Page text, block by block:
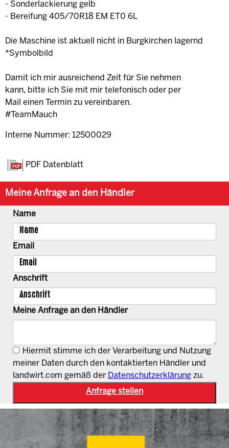
- Sonderlackierung gelb
- Bereifung 405/70R18 EM ET0 6L
Die Maschine ist aktuell nicht in Burgkirchen lagernd
*Symbolbild
Damit ich mir ausreichend Zeit für Sie nehmen
kann, bitte ich Sie mit mir telefonisch oder per
Mail einen Termin zu vereinbaren.
#TeamMauch
Interne Nummer: 12500029
PDF Datenblatt
Meine Anfrage an den Händler
Name
Email
Anschrift
Meine Anfrage an den Händler
Hiermit stimme ich der Verarbeitung und Nutzung
meiner Daten durch den kontaktierten Händler und
landwirt.com gemäß der Datenschutzerklärung zu.